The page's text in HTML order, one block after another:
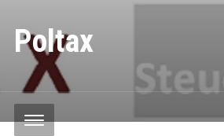
Poltax